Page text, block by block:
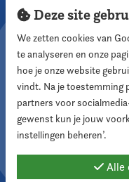
Aanmelden
Volg ons
Deze site
We zetten cookies van
te analyseren en onze
hoe je onze website
vindt. Na je toestemming
partners voor
gewenst kun je jouw
instellingen beheren’.
Alle